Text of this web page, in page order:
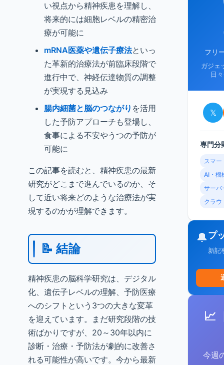
い視点から精神疾患を理解し、
将来的には細胞レベルの精密治
療が可能に
mRNA医薬や遺伝子療法といっ
た革新的治療法が前臨床段階で
進行中で、神経伝達物質の調整
が実現する見込み
腸内細菌と脳のつながり を活用
した予防アプローチも登場し、
食事による不安やうつの予防が
可能に
この記事を読むと、精神疾患の最新
研究がどこまで進んでいるのか、そ
して近い将来どのような治療法が実
現するのかが理解できます。
📝 結論
精神疾患の脳科学研究は、デジタル
化、遺伝子レベルの理解、予防医療
へのシフトという3つの大きな変革
を迎えています。まだ研究段階の技
術ばかりですが、20～30年以内に
診断・治療・予防法が劇的に改善さ
れる可能性が高いです。今から最新
フリ
ガジェ
日
𝕏
専門分
スマー
AI・機
サーバ
クラウ
🔔プ
新記
📈
今週